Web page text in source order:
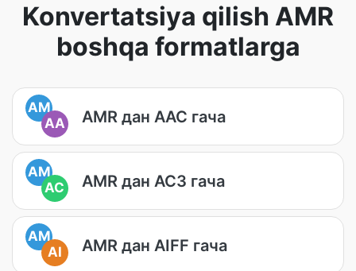
Konvertatsiya qilish AMR
boshqa formatlarga
AM
AA
AMR дан AAC гача
AM
AC
AMR дан AC3 гача
AM
AI
AMR дан AIFF гача